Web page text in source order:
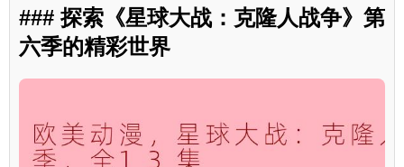
### 探索《星球大战：克隆人战争》第
六季的精彩世界